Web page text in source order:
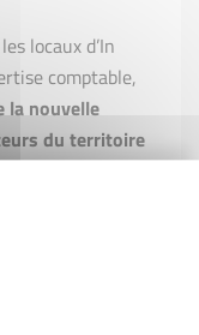
locaux d’In
comptable,
la nouvelle
du territoire
de